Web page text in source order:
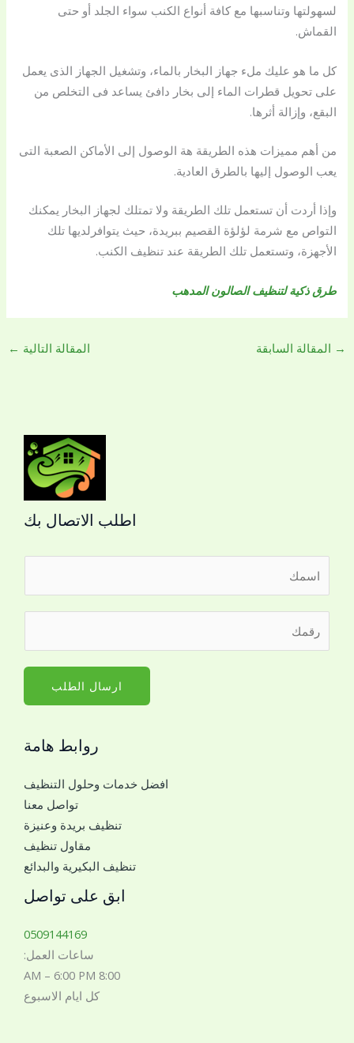
لسهولتها وتناسبها مع كافة أنواع الكنب سواء الجلد أو حتى
القماش.
كل ما هو عليك ملء جهاز البخار بالماء، وتشغيل الجهاز الذى يعمل
على تحويل قطرات الماء إلى بخار دافئ يساعد فى التخلص من
البقع، وإزالة أثرها.
من أهم مميزات هذه الطريقة هة الوصول إلى الأماكن الصعبة التى
يعب الوصول إليها بالطرق العادية.
وإذا أردت أن تستعمل تلك الطريقة ولا تمتلك لجهاز البخار يمكنك
التواص مع شرمة لؤلؤة القصيم ببريدة، حيث يتوافرلديها تلك
الأجهزة، وتستعمل تلك الطريقة عند تنظيف الكنب.
طرق ذكية لتنظيف الصالون المدهب
→ المقالة السابقة المقالة التالية ←
اطلب الاتصال بك
م
ارسال الطلب
روابط هامة
افضل خدمات وحلول التنظيف
تواصل معنا
تنظيف بريدة وعنيزة
مقاول تنظيف
تنظيف البكيرية والبدائع
ابق على تواصل
0509144169
ساعات العمل:
8:00 AM – 6:00 PM
كل ايام الاسبوع